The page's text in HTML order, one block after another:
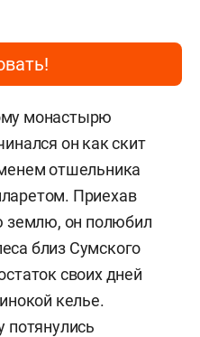
монастырю
он как скит
отшельника
Приехав
землю, он полюбил
близ Сумского
своих дней
келье.
потянулись